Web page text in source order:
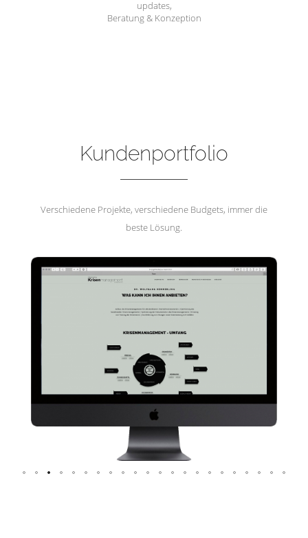
updates,
Beratung & Konzeption
Kundenportfolio
Verschiedene Projekte, verschiedene Budgets, immer die
beste Lösung.